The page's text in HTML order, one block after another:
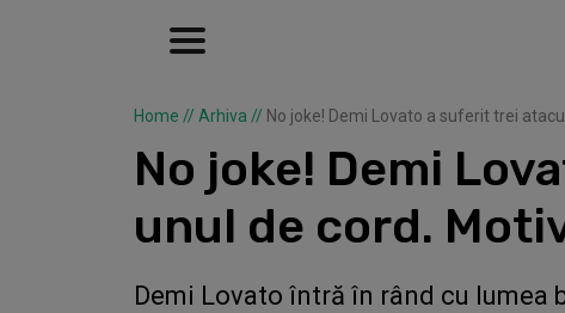
Home // Arhiva // No joke! Demi Lovato a suferit trei
No joke! Demi
unul de cord.
Demi Lovato întră în rând cu lumea